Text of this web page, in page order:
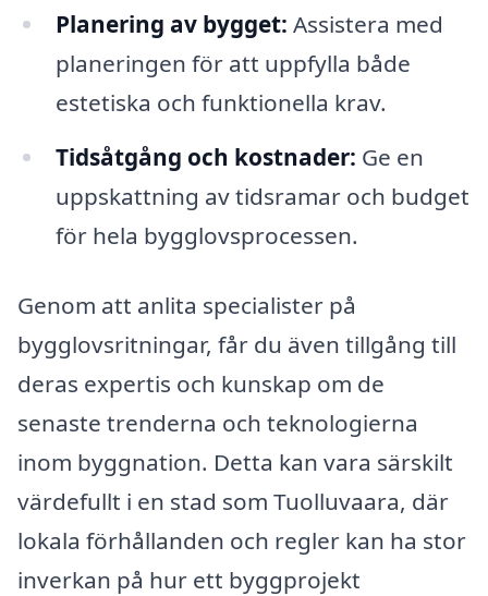
Planering av bygget: Assistera med
planeringen för att uppfylla både
estetiska och funktionella krav.
Tidsåtgång och kostnader: Ge en
uppskattning av tidsramar och budget
för hela bygglovsprocessen.
Genom att anlita specialister på
bygglovsritningar, får du även tillgång till
deras expertis och kunskap om de
senaste trenderna och teknologierna
inom byggnation. Detta kan vara särskilt
värdefullt i en stad som Tuolluvaara, där
lokala förhållanden och regler kan ha stor
inverkan på hur ett byggprojekt